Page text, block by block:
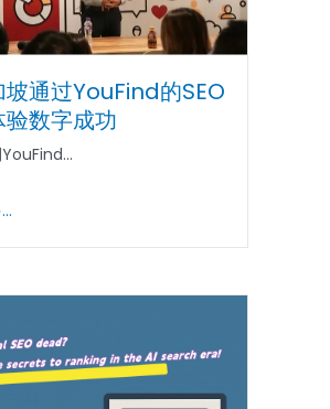
通过YouFind的SEO
验数字成功